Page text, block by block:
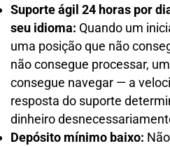
Suporte ágil 24 horas por
seu idioma: Quando um
uma posição que não
não consegue processar,
consegue navegar — a
resposta do suporte
dinheiro
Depósito mínimo baixo: